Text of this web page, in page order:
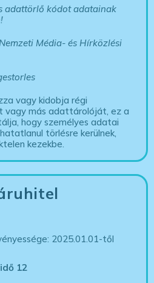
adattörlő kódot adatainak
Média- és Hírközlési
vagy kidobja régi
vagy más adattárolóját, ez a
hogy személyes adatai
törlésre kerülnek,
kezekbe.
2025.01.01-től
12